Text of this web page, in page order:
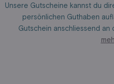
Unsere Gutscheine kannst du
persönlichen Guthaben
Gutschein anschliessend